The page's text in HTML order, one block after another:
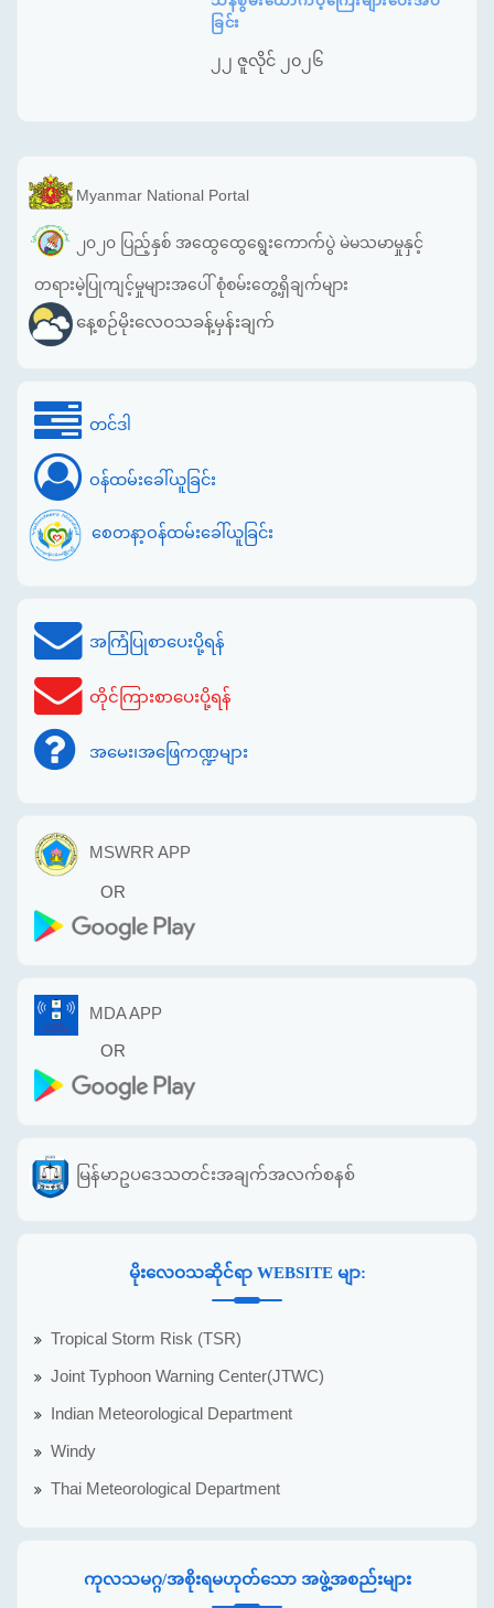
ခြင်း
၂၂ ဇူလိုင် ၂၀၂၆
Myanmar National Portal
၂၀၂၀ ပြည့်နှစ် အထွေထွေရွေးကောက်ပွဲ မဲမသမာမှုနှင့်
တရားမဲ့ပြုကျင့်မှုများအပေါ် စုံစမ်းတွေ့ရှိချက်များ
နေ့စဉ်မိုးလေဝသခန့်မှန်းချက်
တင်ဒါ
ဝန်ထမ်းခေါ်ယူခြင်း
စေတနာ့ဝန်ထမ်းခေါ်ယူခြင်း
အကြံပြုစာပေးပို့ရန်
တိုင်ကြားစာပေးပို့ရန်
အမေး၊အဖြေကဏ္ဍများ
MSWRR APP
OR
MDA APP
OR
မြန်မာဥပဒေသတင်းအချက်အလက်စနစ်
မိုးလေဝသဆိုင်ရာ WEBSITE မျာ:
Tropical Storm Risk (TSR)
Joint Typhoon Warning Center(JTWC)
Indian Meteorological Department
Windy
Thai Meteorological Department
ကုလသမဂ္ဂ/အစိုးရမဟုတ်သော အဖွဲ့အစည်းများ